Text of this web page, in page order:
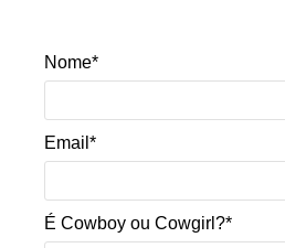
Nome*
Email*
É Cowboy ou Cowgirl?*